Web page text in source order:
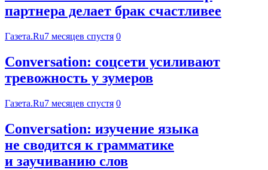
партнера делает брак счастливее
Газета.Ru7 месяцев спустя 0
Conversation: соцсети усиливают
тревожность у зумеров
Газета.Ru7 месяцев спустя 0
Conversation: изучение языка
не сводится к грамматике
и заучиванию слов